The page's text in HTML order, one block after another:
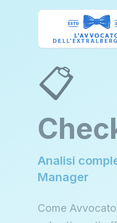
📋
Manager
nel settore, ti